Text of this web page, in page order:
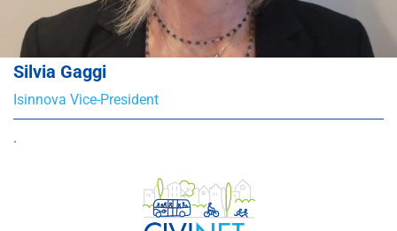
Silvia Gaggi
Isinnova Vice-President
.